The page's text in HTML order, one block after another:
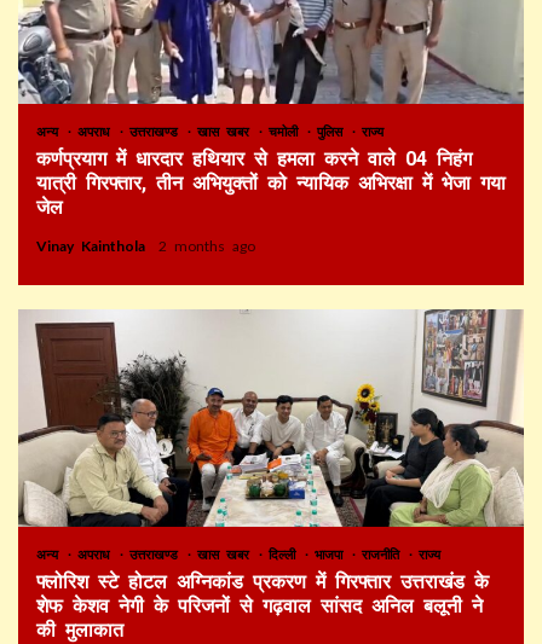
अन्य अपराध उत्तराखण्ड खास खबर चमोली पुलिस राज्य
कर्णप्रयाग में धारदार हथियार से हमला करने वाले 04 निहंग
यात्री गिरफ्तार, तीन अभियुक्तों को न्यायिक अभिरक्षा में भेजा गया
जेल
Vinay Kainthola 2 months ago
अन्य अपराध उत्तराखण्ड खास खबर दिल्ली भाजपा राजनीति राज्य
फ्लोरिश स्टे होटल अग्निकांड प्रकरण में गिरफ्तार उत्तराखंड के
शेफ केशव नेगी के परिजनों से गढ़वाल सांसद अनिल बलूनी ने
की मुलाकात